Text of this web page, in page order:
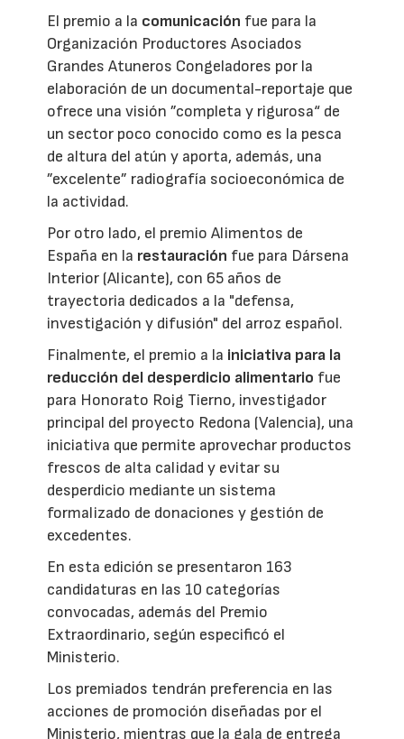
El premio a la comunicación fue para la
Organización Productores Asociados
Grandes Atuneros Congeladores por la
elaboración de un documental-reportaje que
ofrece una visión ”completa y rigurosa“ de
un sector poco conocido como es la pesca
de altura del atún y aporta, además, una
”excelente” radiografía socioeconómica de
la actividad.
Por otro lado, el premio Alimentos de
España en la restauración fue para Dársena
Interior (Alicante), con 65 años de
trayectoria dedicados a la "defensa,
investigación y difusión" del arroz español.
Finalmente, el premio a la iniciativa para la
reducción del desperdicio alimentario fue
para Honorato Roig Tierno, investigador
principal del proyecto Redona (Valencia), una
iniciativa que permite aprovechar productos
frescos de alta calidad y evitar su
desperdicio mediante un sistema
formalizado de donaciones y gestión de
excedentes.
En esta edición se presentaron 163
candidaturas en las 10 categorías
convocadas, además del Premio
Extraordinario, según especificó el
Ministerio.
Los premiados tendrán preferencia en las
acciones de promoción diseñadas por el
Ministerio, mientras que la gala de entrega